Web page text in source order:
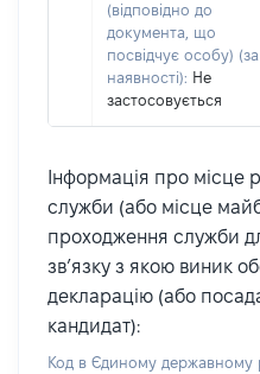
(відповідно до
документа, що
посвідчує особу) (за
наявності): Не
застосовується
Інформація про місце
служби (або місце
проходження служби
зв’язку з якою виник
декларацію (або
кандидат):
Код в Єдиному державному